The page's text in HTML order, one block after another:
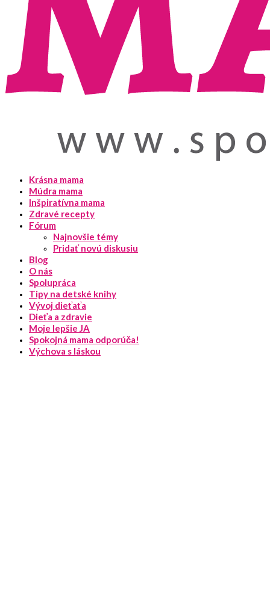
Krásna mama
Múdra mama
Inšpiratívna mama
Zdravé recepty
Fórum
Najnovšie témy
Pridať novú diskusiu
Blog
O nás
Spolupráca
Tipy na detské knihy
Vývoj dieťaťa
Dieťa a zdravie
Moje lepšie JA
Spokojná mama odporúča!
Výchova s láskou